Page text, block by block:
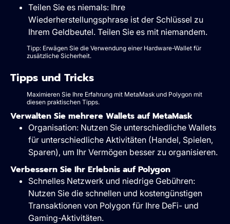
Teilen Sie es niemals: Ihre
Wiederherstellungsphrase ist der Schlüssel zu
Ihrem Geldbeutel. Teilen Sie es mit niemandem.
Tipp: Erwägen Sie die Verwendung einer Hardware-Wallet für
zusätzliche Sicherheit.
Tipps und Tricks
Maximieren Sie Ihre Erfahrung mit MetaMask und Polygon mit
diesen praktischen Tipps.
Verwalten Sie mehrere Wallets auf MetaMask
Organisation: Nutzen Sie unterschiedliche Wallets
für unterschiedliche Aktivitäten (Handel, Spielen,
Sparen), um Ihr Vermögen besser zu organisieren.
Verbessern Sie Ihr Erlebnis auf Polygon
Schnelles Netzwerk und niedrige Gebühren:
Nutzen Sie die schnellen und kostengünstigen
Transaktionen von Polygon für Ihre DeFi- und
Gaming-Aktivitäten.